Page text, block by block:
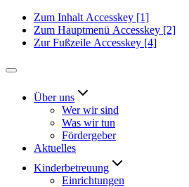
Zum Inhalt Accesskey [1]
Zum Hauptmenü Accesskey [2]
Zur Fußzeile Accesskey [4]
Über uns
Wer wir sind
Was wir tun
Fördergeber
Aktuelles
Kinderbetreuung
Einrichtungen